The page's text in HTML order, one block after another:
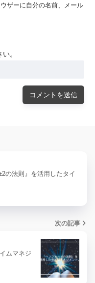
ザーに自分の名前、メール
。
の法則』を活用したタイ
次の記事
ムマネジ